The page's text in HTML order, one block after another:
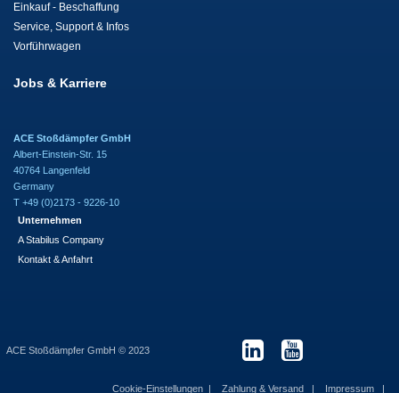
Einkauf - Beschaffung
Service, Support & Infos
Vorführwagen
Jobs & Karriere
ACE Stoßdämpfer GmbH
Albert-Einstein-Str. 15
40764 Langenfeld
Germany
T +49 (0)2173 - 9226-10
Unternehmen
A Stabilus Company
Kontakt & Anfahrt
ACE Stoßdämpfer GmbH © 2023
Cookie-Einstellungen Zahlung & Versand Impressum